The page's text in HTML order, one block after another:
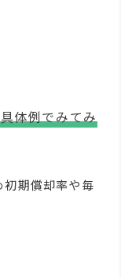
体例でみてみ
期償却率や毎